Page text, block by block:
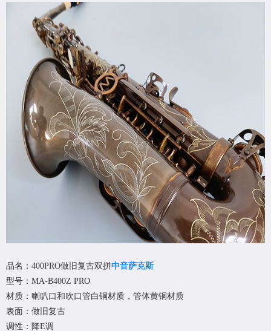
品名：400PRO做旧复古双拼中音萨克斯
型号：MA-B400Z PRO
材质：喇叭口和吹口管白铜材质，管体黄铜材质
表面：做旧复古
调性：降E调